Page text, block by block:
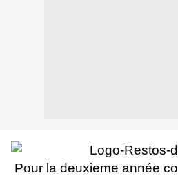
Pour la deuxieme année